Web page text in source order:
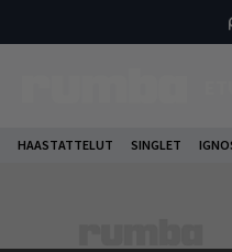
HAASTATTELUT SINGLET